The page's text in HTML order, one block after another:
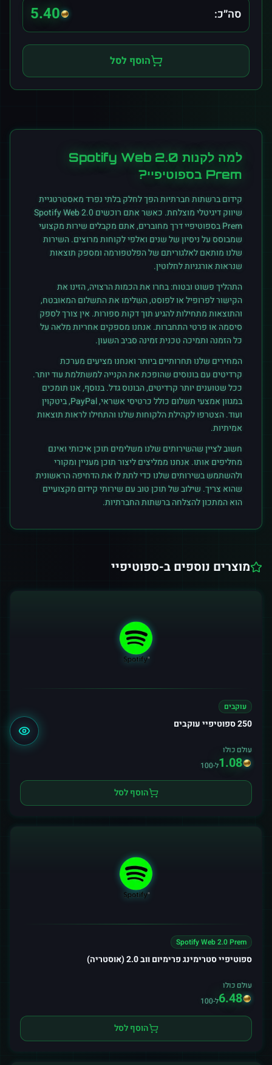
סה״כ: 5.40
הוסף לסל
למה לקנות Spotify Web 2.0
Prem בספוטיפיי?
קידום ברשתות חברתיות הפך לחלק בלתי נפרד מאסטרטגיית
שיווק דיגיטלי מוצלחת. כאשר אתם רוכשים Spotify Web 2.0
Premבספוטיפיידרך מחוברים, אתם מקבלים שירות מקצועי
שמבוסס על ניסיון של שנים ואלפי לקוחות מרוצים. השירות
שלנו מותאם לאלגוריתם של הפלטפורמה ומספק תוצאות
שנראות אורגניות לחלוטין.
התהליך פשוט ובטוח: בחרו את הכמות הרצויה, הזינו את
הקישור לפרופיל או לפוסט, השלימו את התשלום המאובטח,
והתוצאות מתחילות להגיע תוך דקות ספורות. אין צורך לספק
סיסמה או פרטי התחברות. אנחנו מספקים אחריות מלאה על
כל הזמנה ותמיכה טכנית זמינה סביב השעון.
המחירים שלנו תחרותיים ביותר ואנחנו מציעים מערכת
קרדיטים עם בונוסים שהופכת את הקנייה למשתלמת עוד יותר.
ככל שטוענים יותר קרדיטים, הבונוס גדל. בנוסף, אנו תומכים
במגוון אמצעי תשלום כולל כרטיסי אשראי, PayPal, ביטקוין
ועוד. הצטרפו לקהילת הלקוחות שלנו והתחילו לראות תוצאות
אמיתיות.
חשוב לציין שהשירותים שלנו משלימים תוכן איכותי ואינם
מחליפים אותו. אנחנו ממליצים ליצור תוכן מעניין ומקורי
ולהשתמש בשירותים שלנו כדי לתת לו את הדחיפה הראשונית
שהוא צריך. שילוב של תוכן טוב עם שירותי קידום מקצועיים
הוא המתכון להצלחה ברשתות החברתיות.
מוצרים נוספים ב-ספוטיפיי
עוקבים
250 ספוטיפיי עוקבים
עולם כולו
1.08ל-100
הוסף לסל
Spotify Web 2.0 Prem
ספוטיפיי סטרימינג פרימיום ווב 2.0 (אוסטריה)
עולם כולו
6.48ל-100
הוסף לסל